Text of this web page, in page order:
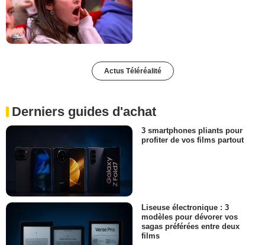
Actus Téléréalité
Derniers guides d'achat
3 smartphones pliants pour
profiter de vos films partout
Liseuse électronique : 3
modèles pour dévorer vos
sagas préférées entre deux
films